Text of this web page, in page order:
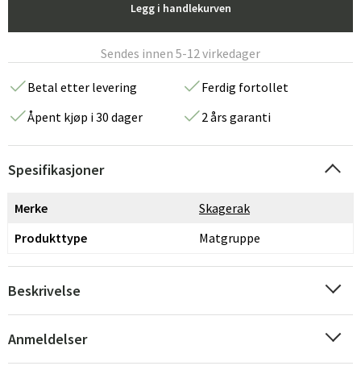
Legg i handlekurven
Sendes innen 5-12 virkedager
Betal etter levering
Ferdig fortollet
Åpent kjøp i 30 dager
2 års garanti
Spesifikasjoner
Merke
Skagerak
Produkttype
Matgruppe
Beskrivelse
Anmeldelser